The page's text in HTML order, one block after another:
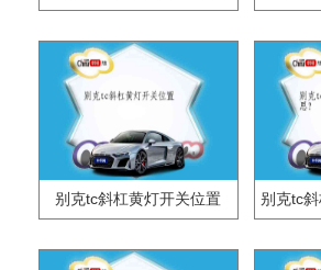
别克tc斜杠黄灯开关位置